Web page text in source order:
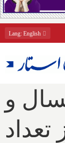
Lang: English
و
تعداد